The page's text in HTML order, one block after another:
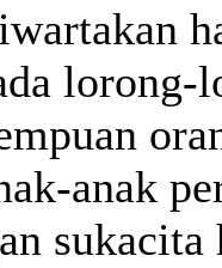
lorong-
anak
sukacita